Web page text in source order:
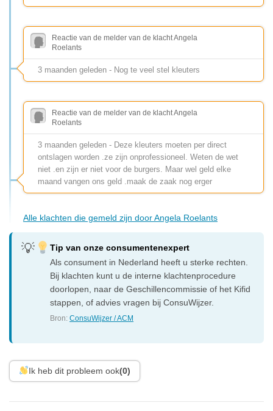
Reactie van de melder van de klacht Angela
Roelants
3 maanden geleden - Nog te veel stel kleuters
Reactie van de melder van de klacht Angela
Roelants
3 maanden geleden - Deze kleuters moeten per direct
ontslagen worden .ze zijn onprofessioneel. Weten de wet
niet .en zijn er niet voor de burgers. Maar wel geld elke
maand vangen ons geld .maak de zaak nog erger
Alle klachten die gemeld zijn door Angela Roelants
Tip van onze consumentenexpert
Als consument in Nederland heeft u sterke rechten.
Bij klachten kunt u de interne klachtenprocedure
doorlopen, naar de Geschillencommissie of het Kifid
stappen, of advies vragen bij ConsuWijzer.
Bron:ConsuWijzer / ACM
Ik heb dit probleem ook(0)